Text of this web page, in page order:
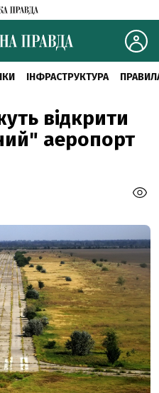
ІНФРАСТРУКТУРА
відкрити
аеропорт